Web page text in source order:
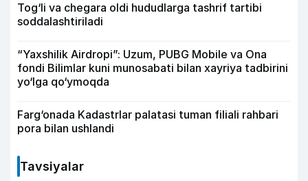
Tog‘li va chegara oldi hududlarga tashrif tartibi
soddalashtiriladi
“Yaxshilik Airdropi”: Uzum, PUBG Mobile va Ona
fondi Bilimlar kuni munosabati bilan xayriya tadbirini
yo‘lga qo‘ymoqda
Farg‘onada Kadastrlar palatasi tuman filiali rahbari
pora bilan ushlandi
Tavsiyalar